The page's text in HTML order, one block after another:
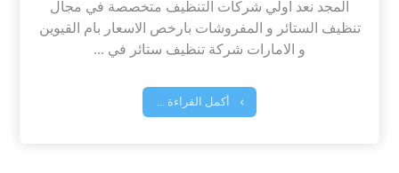
المجد نعد اولي شركات التنظيف متخصصة في مجال
تنظيف الستائر و المفروشات بارخص الاسعار بام القيوين
و الامارات شركة تنظيف ستائر في ...
أكمل القراءة ...